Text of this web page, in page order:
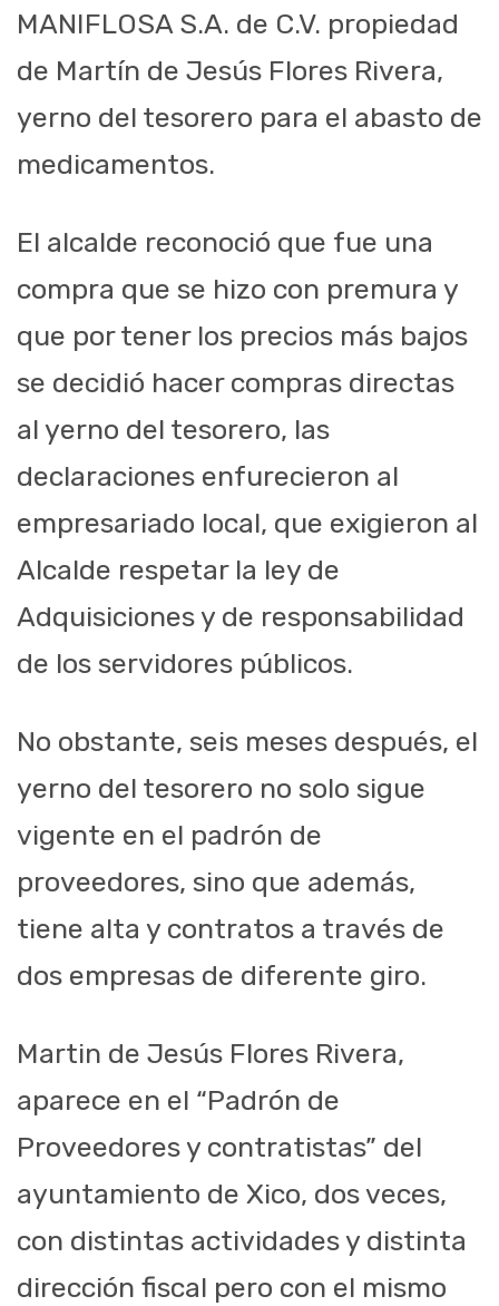
MANIFLOSA S.A. de C.V. propiedad
de Martín de Jesús Flores Rivera,
yerno del tesorero para el abasto de
medicamentos.
El alcalde reconoció que fue una
compra que se hizo con premura y
que por tener los precios más bajos
se decidió hacer compras directas
al yerno del tesorero, las
declaraciones enfurecieron al
empresariado local, que exigieron al
Alcalde respetar la ley de
Adquisiciones y de responsabilidad
de los servidores públicos.
No obstante, seis meses después, el
yerno del tesorero no solo sigue
vigente en el padrón de
proveedores, sino que además,
tiene alta y contratos a través de
dos empresas de diferente giro.
Martin de Jesús Flores Rivera,
aparece en el “Padrón de
Proveedores y contratistas” del
ayuntamiento de Xico, dos veces,
con distintas actividades y distinta
dirección fiscal pero con el mismo